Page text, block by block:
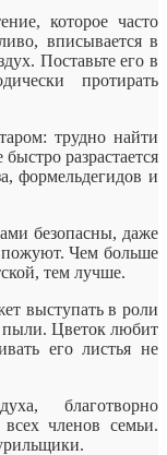
которое часто
вписывается в
Поставьте его в
протирать
трудно найти
разрастается
формельдегидов и
безопасны, даже
пожуют. Чем больше
тем лучше.
выступать в роли
пыли. Цветок любит
его листья не
благотворно
членов семьи.